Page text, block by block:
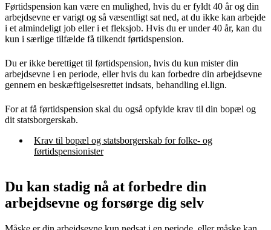
Førtidspension kan være en mulighed, hvis du er fyldt 40 år og din
arbejdsevne er varigt og så væsentligt sat ned, at du ikke kan arbejde
i et almindeligt job eller i et fleksjob. Hvis du er under 40 år, kan du
kun i særlige tilfælde få tilkendt førtidspension.
Du er ikke berettiget til førtidspension, hvis du kun mister din
arbejdsevne i en periode, eller hvis du kan forbedre din arbejdsevne
gennem en beskæftigelsesrettet indsats, behandling el.lign.
For at få førtidspension skal du også opfylde krav til din bopæl og
dit statsborgerskab.
Krav til bopæl og statsborgerskab for folke- og
førtidspensionister
Du kan stadig nå at forbedre din
arbejdsevne og forsørge dig selv